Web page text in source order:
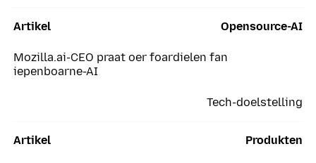
Artikel
Tech-doelstelling
Opensource-AI
Mozilla.ai-CEO praat oer foardielen fan
iepenboarne-AI
Artikel Produkten